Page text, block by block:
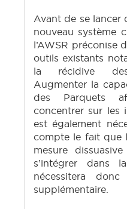
Avant de se lancer
nouveau système
l’AWSR préconise
outils existants
la récidive
Augmenter la
des Parquets
concentrer sur les
est également
compte le fait que
mesure
s’intégrer dans
nécessitera
supplémentaire.